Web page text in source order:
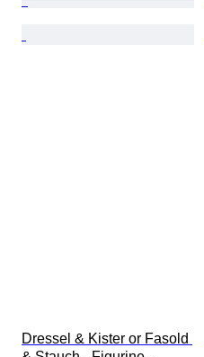
Dressel & Kister or Fasold